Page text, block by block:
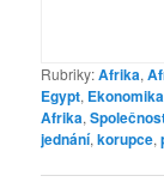
Rubriky:Afrika,
Egypt, Ekonomika
Afrika,
jednání,korupce,